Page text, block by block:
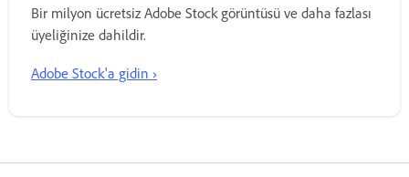
Bir milyon ücretsiz Adobe Stock görüntüsü ve daha fazlası
üyeliğinize dahildir.
Adobe Stock'a gidin ›